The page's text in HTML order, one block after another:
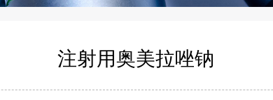
注射用奥美拉唑钠